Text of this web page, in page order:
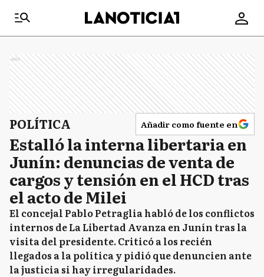
Ads
POLÍTICA Añadir como fuente en
Estalló la interna libertaria en
Junín: denuncias de venta de
cargos y tensión en el HCD tras
el acto de Milei
El concejal Pablo Petraglia habló de los conflictos
internos de La Libertad Avanza en Junín tras la
visita del presidente. Criticó a los recién
llegados a la política y pidió que denuncien ante
la justicia si hay irregularidades.